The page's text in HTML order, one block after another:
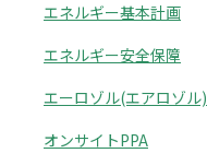
エネルギー基本計画
エネルギー安全保障
エーロゾル(エアロゾル)
オンサイトPPA